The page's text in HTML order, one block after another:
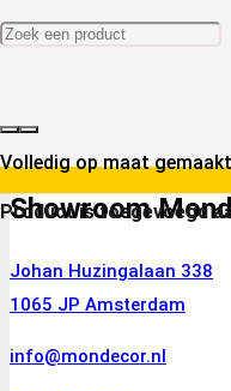
Productis toegevoegd
Volledig op maat gemaakt
Showroom
Johan Huzingalaan 338
1065 JP Amsterdam
info@mondecor.nl